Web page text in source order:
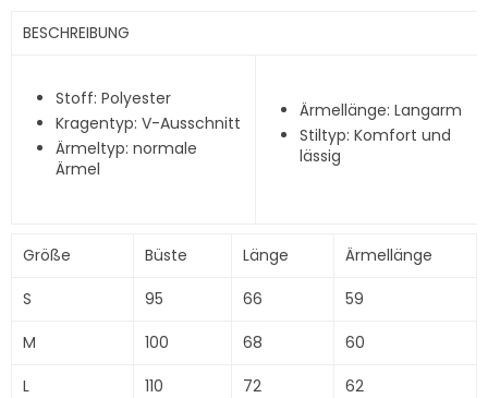
BESCHREIBUNG
Stoff: Polyester
Kragentyp: V-Ausschnitt
Ärmeltyp: normale
Ärmel
Ärmellänge: Langarm
Stiltyp: Komfort und
lässig
Größe Büste Länge
Ärmellänge
S
95 66
59
M
100 68
60
L
110 72
62